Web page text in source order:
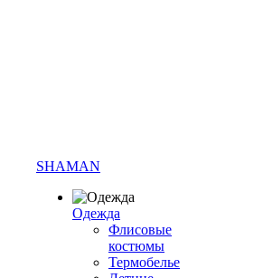
SHAMAN
Одежда
Флисовые
костюмы
Термобелье